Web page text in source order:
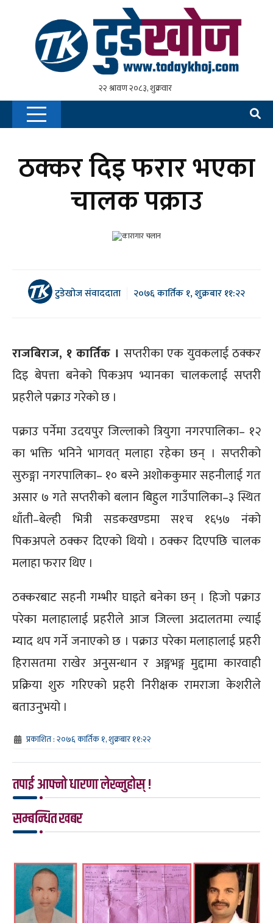
ठक्कर दिइ फरार भएका
चालक पक्राउ
टुडेखोज संवाददाता २०७६ कार्तिक १, शुक्रबार ११:२२
राजबिराज, १ कार्तिक । सप्तरीका एक युवकलाई ठक्कर
दिइ बेपत्ता बनेको पिकअप भ्यानका चालकलाई सप्तरी
प्रहरीले पक्राउ गरेको छ ।
पक्राउ पर्नेमा उदयपुर जिल्लाको त्रियुगा नगरपालिका– १२
का भक्ति भनिने भागवत् मलाहा रहेका छन् । सप्तरीको
सुरुङ्गा नगरपालिका– १० बस्ने अशोककुमार सहनीलाई गत
असार ७ गते सप्तरीको बलान बिहुल गाउँपालिका–३ स्थित
धाँती–बेल्ही भित्री सडकखण्डमा स१च १६५७ नंको
पिकअपले ठक्कर दिएको थियो । ठक्कर दिएपछि चालक
मलाहा फरार थिए ।
ठक्करबाट सहनी गम्भीर घाइते बनेका छन् । हिजो पक्राउ
परेका मलाहालाई प्रहरीले आज जिल्ला अदालतमा ल्याई
म्याद थप गर्ने जनाएको छ । पक्राउ परेका मलाहालाई प्रहरी
हिरासतमा राखेर अनुसन्धान र अङ्गभङ्ग मुद्दामा कारवाही
प्रक्रिया शुरु गरिएको प्रहरी निरीक्षक रामराजा केशरीले
बताउनुभयो ।
प्रकाशित : २०७६ कार्तिक १, शुक्रबार ११:२२
तपाई आफ्नो धारणा लेख्नुहोस् !
सम्बन्धित खबर